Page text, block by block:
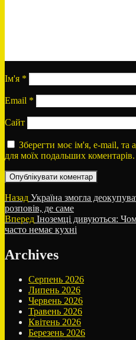
Ім'я *
Email *
Сайт
Зберегти моє ім'я, e-mail, та
для моїх подальших коментарів.
Навігація
записів
Назад Попередній
запис:
Україна змогла
розповів, де саме
Вперед Наступний
запис:
Іноземці дивуються:
часто немає кухні
Archives
Серпень 2026
Липень 2026
Червень 2026
Травень 2026
Квітень 2026
Березень 2026